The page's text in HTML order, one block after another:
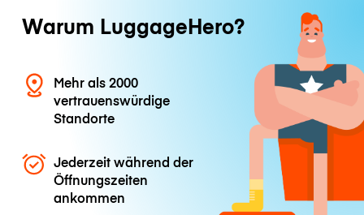
Warum LuggageHero?
Mehr als 2000
vertrauenswürdige
Standorte
Jederzeit während der
Öffnungszeiten
ankommen